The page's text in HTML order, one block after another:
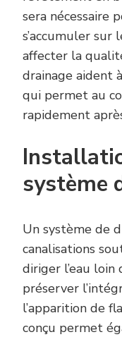
sera nécessaire
s’accumuler
affecter la
drainage aident
qui permet au
rapidement
système
Un système de
canalisations
diriger l’eau
préserver
l’apparition de
conçu permet